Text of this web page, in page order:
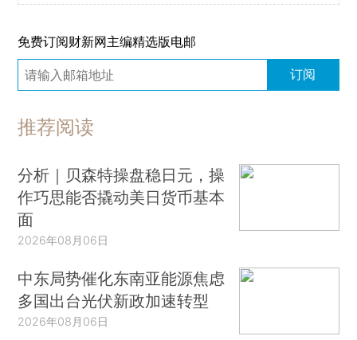
免费订阅财新网主编精选版电邮
订阅
推荐阅读
分析｜贝森特操盘稳日元，操
作巧思能否撬动美日货币基本
面
2026年08月06日
中东局势催化东南亚能源焦虑
多国出台光伏新政加速转型
2026年08月06日